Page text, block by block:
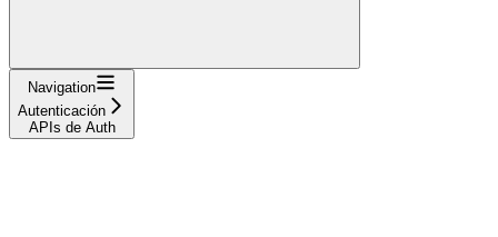
Navigation
Autenticación
APIs de Auth